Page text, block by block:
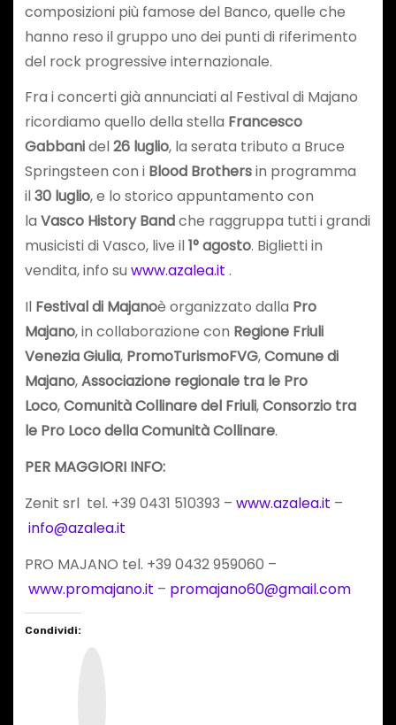
composizioni più famose del Banco, quelle che
hanno reso il gruppo uno dei punti di riferimento
del rock progressive internazionale.
Fra i concerti già annunciati al Festival di Majano
ricordiamo quello della stella Francesco
Gabbanidel26 luglio, la serata tributo a Bruce
Springsteen con i Blood Brothersin programma
il30 luglio, e lo storico appuntamento con
la Vasco History Bandche raggruppa tutti i grandi
musicisti di Vasco, live il1° agosto. Biglietti in
vendita, info su www.azalea.it .
Il Festival di Majanoè organizzato dalla Pro
Majano, in collaborazione con Regione Friuli
Venezia Giulia, PromoTurismoFVG,Comune di
Majano,Associazione regionale tra le Pro
Loco,Comunità Collinare del Friuli,Consorzio tra
le Pro Loco della Comunità Collinare.
PER MAGGIORI INFO:
Zenit srl tel. +39 0431 510393 – www.azalea.it –
info@azalea.it
PRO MAJANO tel. +39 0432 959060 –
www.promajano.it – promajano60@gmail.com
Condividi: